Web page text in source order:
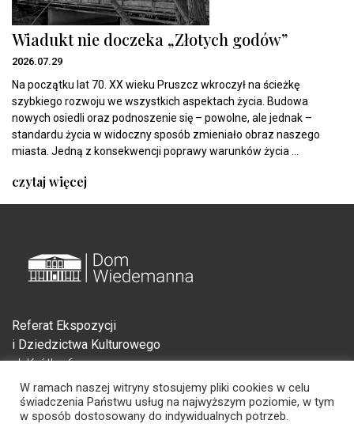
Wiadukt nie doczeka „Złotych godów”
2026.07.29
Na początku lat 70. XX wieku Pruszcz wkroczył na ścieżkę
szybkiego rozwoju we wszystkich aspektach życia. Budowa
nowych osiedli oraz podnoszenie się – powolne, ale jednak –
standardu życia w widoczny sposób zmieniało obraz naszego
miasta. Jedną z konsekwencji poprawy warunków życia ...
czytaj więcej
Referat Ekspozycji
i Dziedzictwa Kulturowego
ul. Krótka 6
83-000 Pruszcz Gdański
W ramach naszej witryny stosujemy pliki cookies w celu
świadczenia Państwu usług na najwyższym poziomie, w tym
w sposób dostosowany do indywidualnych potrzeb.